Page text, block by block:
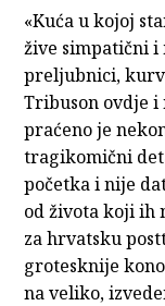
«Kuća u kojoj
žive simpatični
preljubnici,
Tribuson ovdje i
praćeno je
tragikomični
početka i nije
od života koji ih
za hrvatsku
grotesknije
na veliko,